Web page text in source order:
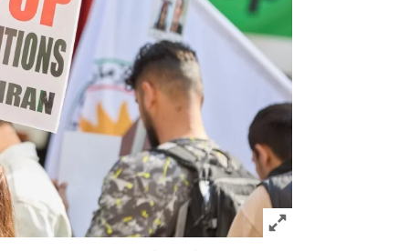
Click to expand Image